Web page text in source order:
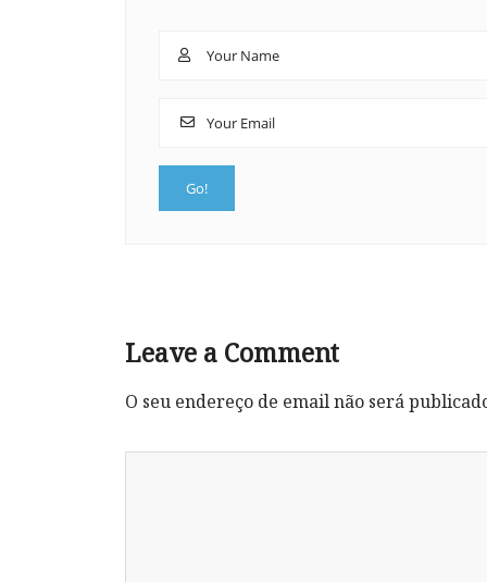
Leave a Comment
O seu endereço de email não será